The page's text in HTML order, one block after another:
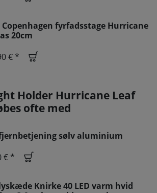
Copenhagen fyrfadsstage Hurricane
20cm
€ *
Holder Hurricane Leaf
ofte med
sølv aluminium
€ *
Knirke 40 LED varm hvid